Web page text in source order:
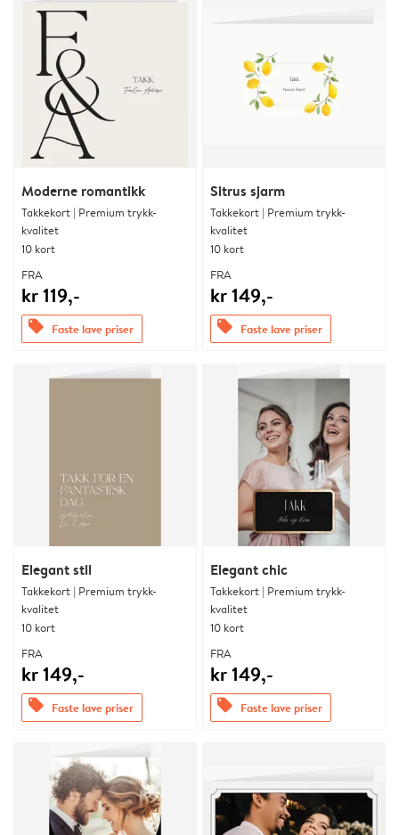
Moderne romantikk
Takkekort | Premium trykk-
kvalitet
10 kort
FRA
kr 119,-
offers Faste lave priser
Sitrus sjarm
Takkekort | Premium trykk-
kvalitet
10 kort
FRA
kr 149,-
offers Faste lave priser
Elegant stil
Takkekort | Premium trykk-
kvalitet
10 kort
FRA
kr 149,-
offers Faste lave priser
Elegant chic
Takkekort | Premium trykk-
kvalitet
10 kort
FRA
kr 149,-
offers Faste lave priser